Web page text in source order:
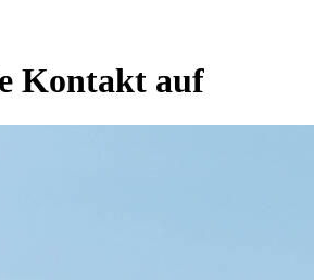
Kontakt auf